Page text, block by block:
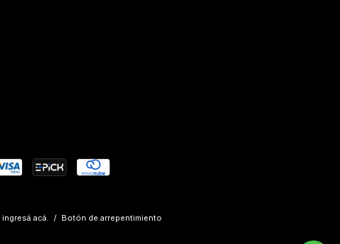
ingresá acá. / Botón de arrepentimiento